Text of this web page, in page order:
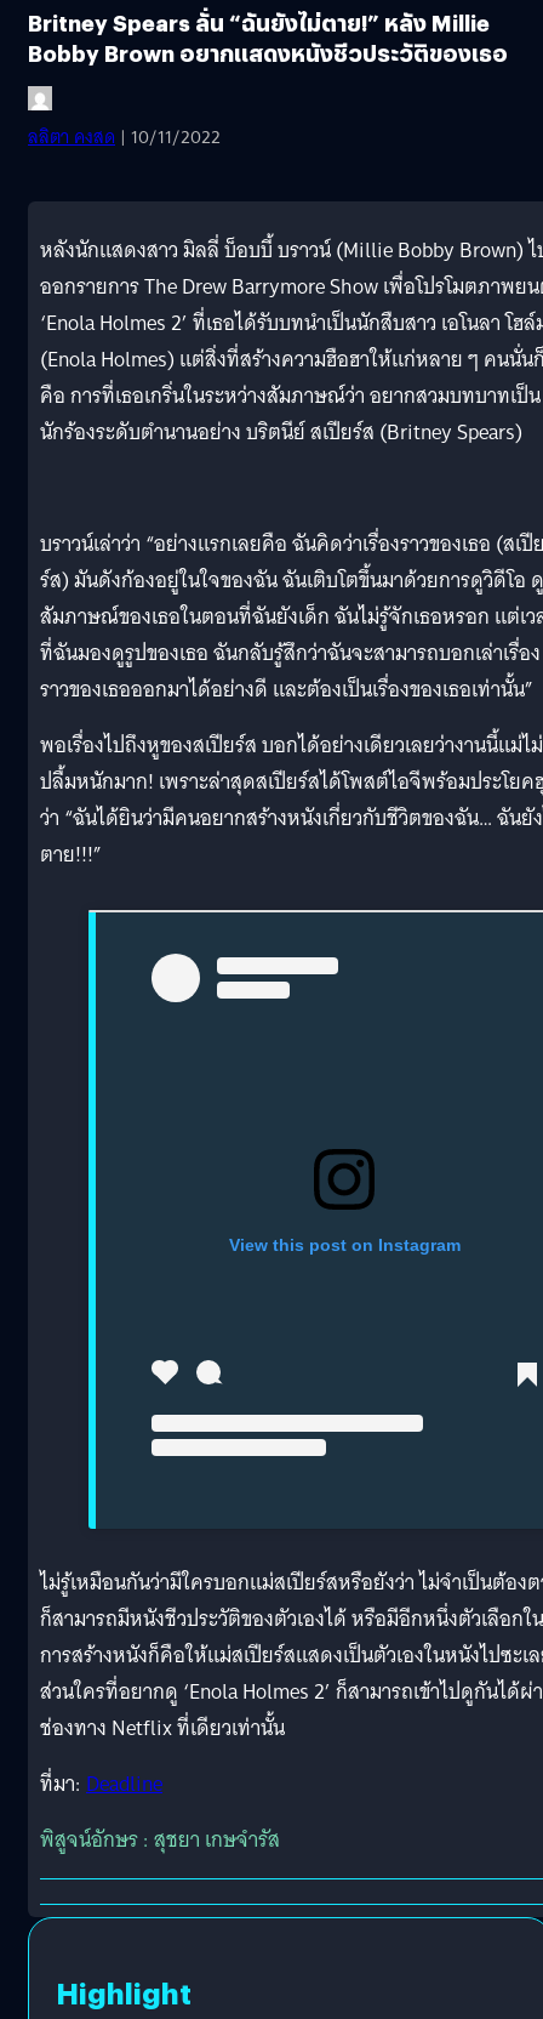
Britney Spears ลั่น “ฉันยังไม่ตาย!” หลัง Millie
Bobby Brown อยากแสดงหนังชีวประวัติของเธอ
ลลิตา คงสด | 10/11/2022
หลังนักแสดงสาว มิลลี่ บ็อบบี้ บราวน์ (Millie Bobby Brown)
ออกรายการ The Drew Barrymore Show เพื่อโปรโมตภาพย
‘Enola Holmes 2’ ที่เธอได้รับบทนำเป็นนักสืบสาว เอโนลา โฮ
(Enola Holmes) แต่สิ่งที่สร้างความฮือฮาให้แก่หลาย ๆ คนนั่น
คือ การที่เธอเกริ่นในระหว่างสัมภาษณ์ว่า อยากสวมบทบาทเป็น
นักร้องระดับตำนานอย่าง บริตนีย์ สเปียร์ส (Britney Spears)
บราวน์เล่าว่า “อย่างแรกเลยคือ ฉันคิดว่าเรื่องราวของเธอ (สเปี
ร์ส) มันดังก้องอยู่ในใจของฉัน ฉันเติบโตขึ้นมาด้วยการดูวิดีโอ ดู
สัมภาษณ์ของเธอในตอนที่ฉันยังเด็ก ฉันไม่รู้จักเธอหรอก แต่เว
ที่ฉันมองดูรูปของเธอ ฉันกลับรู้สึกว่าฉันจะสามารถบอกเล่าเรื่อง
ราวของเธอออกมาได้อย่างดี และต้องเป็นเรื่องของเธอเท่านั้น”
พอเรื่องไปถึงหูของสเปียร์ส บอกได้อย่างเดียวเลยว่างานนี้แม่ไม่
ปลื้มหนักมาก! เพราะล่าสุดสเปียร์สได้โพสต์ไอจีพร้อมประโยค
ว่า “ฉันได้ยินว่ามีคนอยากสร้างหนังเกี่ยวกับชีวิตของฉัน… ฉันยั
ตาย!!!”
View this post on Instagram
ไม่รู้เหมือนกันว่ามีใครบอกแม่สเปียร์สหรือยังว่า ไม่จำเป็นต้อง
ก็สามารถมีหนังชีวประวัติของตัวเองได้ หรือมีอีกหนึ่งตัวเลือกใน
การสร้างหนังก็คือให้แม่สเปียร์สแสดงเป็นตัวเองในหนังไปซะเ
ส่วนใครที่อยากดู ‘Enola Holmes 2’ ก็สามารถเข้าไปดูกันได้ผ่
ช่องทาง Netflix ที่เดียวเท่านั้น
ที่มา: Deadline
พิสูจน์อักษร : สุชยา เกษจำรัส
Highlight